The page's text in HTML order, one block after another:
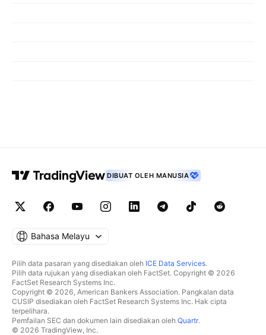
DIBUAT OLEH MANUSIA
Bahasa Melayu
Pilih data pasaran yang disediakan oleh ICE Data Services.
Pilih data rujukan yang disediakan oleh FactSet. Copyright © 2026
FactSet Research Systems Inc.
Copyright © 2026, American Bankers Association. Pangkalan data
CUSIP disediakan oleh FactSet Research Systems Inc. Hak cipta
terpelihara.
Pemfailan SEC dan dokumen lain disediakan oleh Quartr.
© 2026 TradingView, Inc.